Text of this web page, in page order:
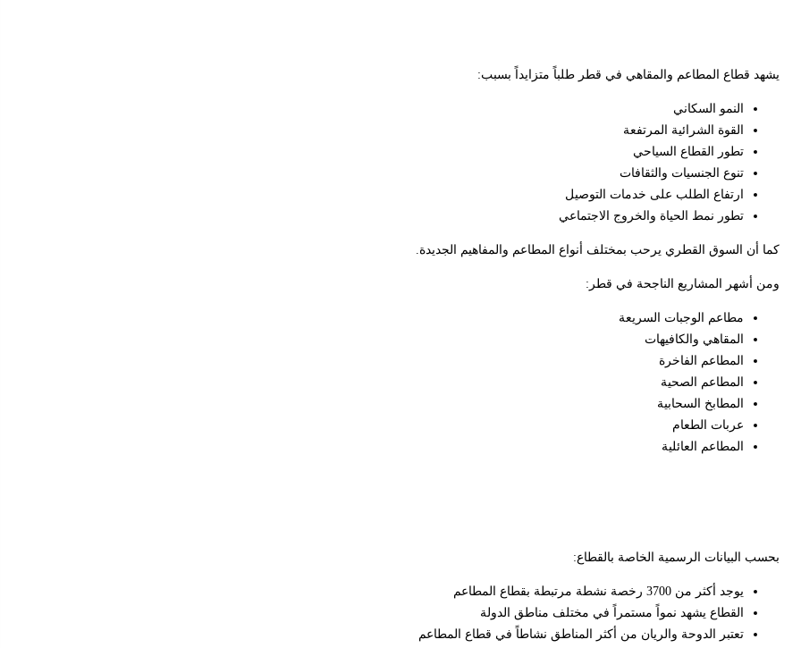
يشهد قطاع المطاعم والمقاهي في قطر طلباً متزايداً بسبب:
النمو السكاني
القوة الشرائية المرتفعة
تطور القطاع السياحي
تنوع الجنسيات والثقافات
ارتفاع الطلب على خدمات التوصيل
تطور نمط الحياة والخروج الاجتماعي
كما أن السوق القطري يرحب بمختلف أنواع المطاعم والمفاهيم الجديدة.
ومن أشهر المشاريع الناجحة في قطر:
مطاعم الوجبات السريعة
المقاهي والكافيهات
المطاعم الفاخرة
المطاعم الصحية
المطابخ السحابية
عربات الطعام
المطاعم العائلية
بحسب البيانات الرسمية الخاصة بالقطاع:
يوجد أكثر من 3700 رخصة نشطة مرتبطة بقطاع المطاعم
القطاع يشهد نمواً مستمراً في مختلف مناطق الدولة
تعتبر الدوحة والريان من أكثر المناطق نشاطاً في قطاع المطاعم